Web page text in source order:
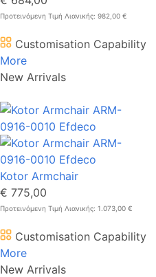
Προτεινόμενη Τιμή Λιανικής: 982,00 €
Customisation Capability
More
New Arrivals
Kotor Armchair
€ 775,00
Προτεινόμενη Τιμή Λιανικής: 1.073,00 €
Customisation Capability
More
New Arrivals